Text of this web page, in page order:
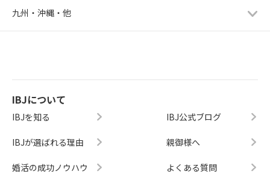
九州・沖縄・他
IBJについて
IBJを知る
IBJが選ばれる理由
婚活の成功ノウハウ
IBJ公式ブログ
親御様へ
よくある質問